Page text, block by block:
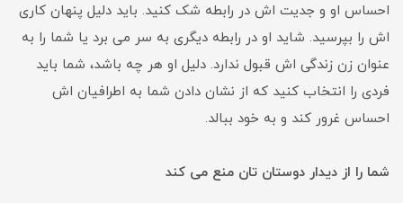
احساس او و جدیت اش در رابطه شک کنید. باید دلیل پنهان کاری
اش را بپرسید. شاید او در رابطه دیگری به سر می برد یا شما را به
عنوان زن زندگی اش قبول ندارد. دلیل او هر چه باشد، شما باید
فردی را انتخاب کنید که از نشان دادن شما به اطرافیان اش
احساس غرور کند و به خود ببالد.
شما را از دیدار دوستان تان منع می کند